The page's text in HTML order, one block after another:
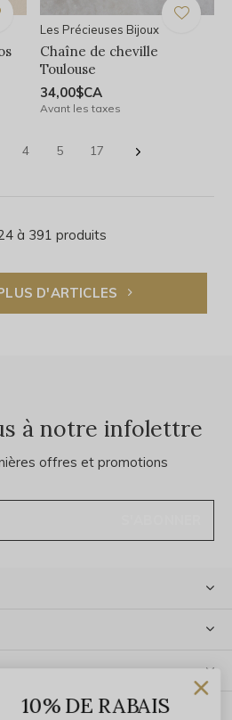
Les Précieuses Bijoux
Chaîne de cheville
Toulouse
34,00$CA
Avant les taxes
4 5 17
à 391 produits
D'ARTICLES
à notre infolettre
offres et promotions
10% DE RABAIS